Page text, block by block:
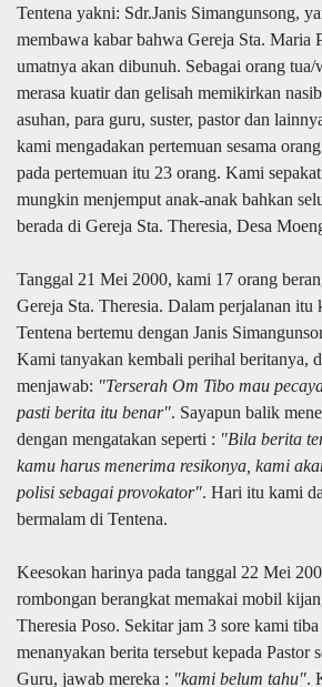
Tentena yakni: Sdr.Janis Simangunsong,
membawa kabar bahwa Gereja Sta. Maria
umatnya akan dibunuh. Sebagai orang
merasa kuatir dan gelisah memikirkan
asuhan, para guru, suster, pastor dan
kami mengadakan pertemuan sesama
pada pertemuan itu 23 orang. Kami
mungkin menjemput anak-anak bahkan
berada di Gereja Sta. Theresia, Desa
Tanggal 21 Mei 2000, kami 17 orang
Gereja Sta. Theresia. Dalam perjalanan itu
Tentena bertemu dengan Janis
Kami tanyakan kembali perihal beritanya,
menjawab: "Terserah Om Tibo mau
pasti berita itu benar". Sayapun balik
dengan mengatakan seperti : "Bila berita
kamu harus menerima resikonya, kami
polisi sebagai provokator". Hari itu kami
bermalam di Tentena.
Keesokan harinya pada tanggal 22 Mei
rombongan berangkat memakai mobil
Theresia Poso. Sekitar jam 3 sore kami
menanyakan berita tersebut kepada Pastor
Guru, jawab mereka : "kami belum tahu".